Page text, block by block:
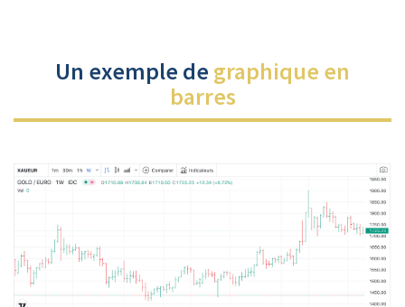
Un exemple de graphique en
barres